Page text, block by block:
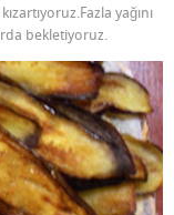
yağını
bekletiyoruz.